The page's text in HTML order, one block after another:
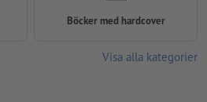
Böcker med hardcover
Visa alla kategorier